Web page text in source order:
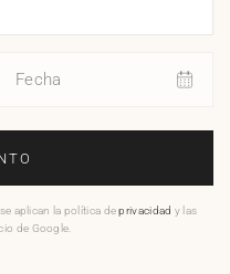
Fecha
aplican la política deprivacidad y las
de Google.